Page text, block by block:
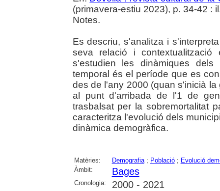
(primavera-estiu 2023), p. 34-42 :
Notes.
Es descriu, s'analitza i
seva relació i
s'estudien les dinàmiques
temporal és el període que es
des de l'any 2000 (quan s'inicià
al punt d'arribada de l'1 de
trasbalsat per la sobremortalitat
caracteritza l'evolució dels
dinàmica demogràfica.
Matèries: Demografia; Població; Evolució
Àmbit:
Bages
Cronologia: 2000 - 2021